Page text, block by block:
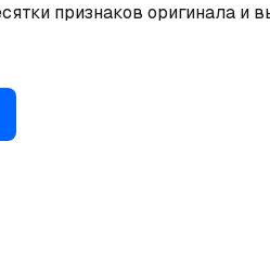
признаков оригинала и